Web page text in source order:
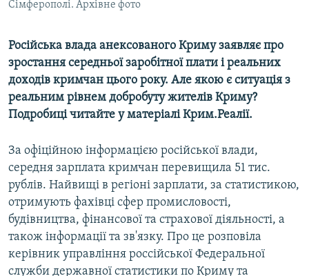
Усі сайти RFE/RL
Сімферополі. Архівне фото
Російська влада анексованого Криму заявляє про
зростання середньої заробітної плати і реальних
доходів кримчан цього року. Але якою є ситуація з
реальним рівнем добробуту жителів Криму?
Подробиці читайте у матеріалі Крим.Реалії.
За офіційною інформацією російської влади,
середня зарплата кримчан перевищила 51 тис.
рублів. Найвищі в регіоні зарплати, за статистикою,
отримують фахівці сфер промисловості,
будівництва, фінансової та страхової діяльності, а
також інформації та зв'язку. Про це розповіла
керівник управління россійської Федеральної
служби державної статистики по Криму та